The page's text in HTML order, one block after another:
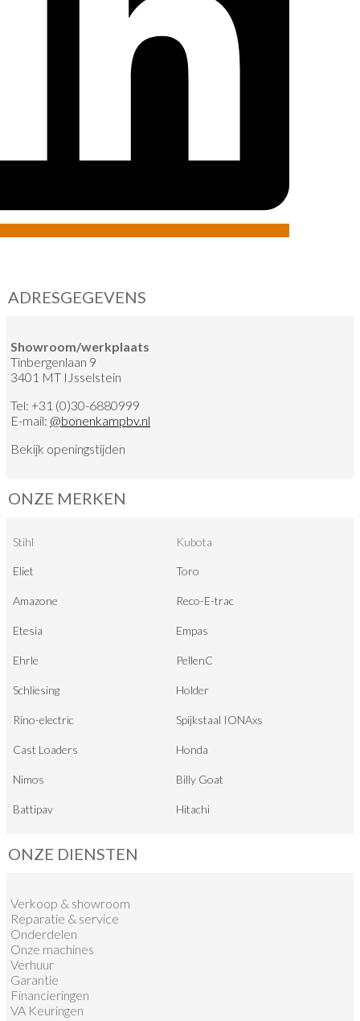
ADRESGEGEVENS
Showroom/werkplaats
Tinbergenlaan 9
3401 MT IJsselstein
Tel: +31 (0)30-6880999
E-mail: @bonenkampbv.nl
Bekijk openingstijden
ONZE MERKEN
Stihl Kubota
Eliet Toro
Amazone Reco-E-trac
Etesia Empas
Ehrle PellenC
Schliesing Holder
Rino-electric Spijkstaal IONAxs
Cast Loaders Honda
Nimos Billy Goat
Battipav Hitachi
ONZE DIENSTEN
Verkoop & showroom
Reparatie & service
Onderdelen
Onze machines
Verhuur
Garantie
Financieringen
VA Keuringen